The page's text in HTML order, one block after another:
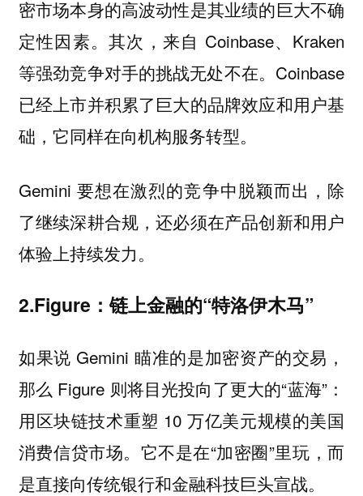
密市场本身的高波动性是其业绩的巨大不确
定性因素。其次，来自 Coinbase、Kraken
等强劲竞争对手的挑战无处不在。Coinbase
已经上市并积累了巨大的品牌效应和用户基
础，它同样在向机构服务转型。
Gemini 要想在激烈的竞争中脱颖而出，除
了继续深耕合规，还必须在产品创新和用户
体验上持续发力。
2.Figure：链上金融的“特洛伊木马”
如果说 Gemini 瞄准的是加密资产的交易，
那么 Figure 则将目光投向了更大的“蓝海”：
用区块链技术重塑 10 万亿美元规模的美国
消费信贷市场。它不是在“加密圈”里玩，而
是直接向传统银行和金融科技巨头宣战。